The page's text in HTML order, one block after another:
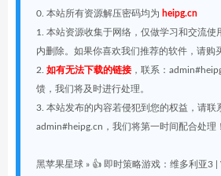
0. 本站所有资源解压密码均为 heipg.cn
1. 本站资源收集于网络，仅做学习和交流使
内删除。如果你喜欢我们推荐的软件，请购
2. 如有无法下载的链接，联系：
馈，我们将及时进行处理。
3. 本站发布的内容若侵犯到您的权益，请联
admin#heipg.cn，我们将第一时间配合处理！
黑苹果星球 » 👍 即时策略游戏：维多利亚3